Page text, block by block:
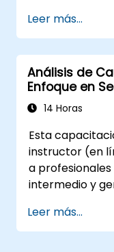
Porqués, el
Pescado y
Efectos
Elaborar
y
del ACR.
interna
riesgos.
Leer más...
Análisis de
Enfoque en
14 Horas
Esta
instructor (en
a
intermedio y
incidentes,
diseñar
Leer más...